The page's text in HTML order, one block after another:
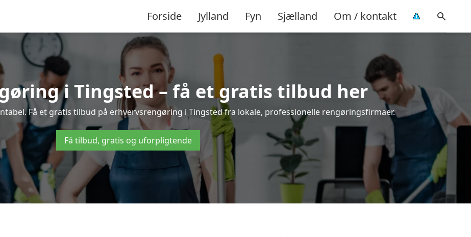
Forside Jylland Fyn Sjælland Om / kontakt
i Tingsted – få et gratis tilbud her
Få et gratis tilbud på erhvervsrengøring i Tingsted fra lokale, professionelle rengøringsfirmaer.
Få tilbud, gratis og uforpligtende